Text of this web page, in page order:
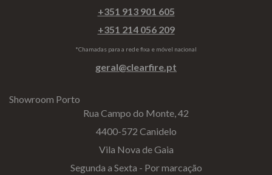
+351 913 901 605
+351 214 056 209
*Chamadas para a rede fixa e móvel nacional
geral@clearfire.pt
Showroom Porto
Rua Campo do Monte, 42
4400-572 Canidelo
Vila Nova de Gaia
Segunda a Sexta - Por marcação